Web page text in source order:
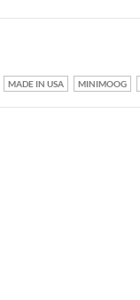
MADE IN USA MINIMOOG